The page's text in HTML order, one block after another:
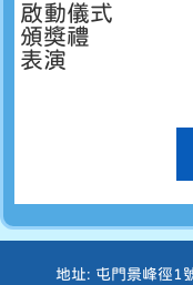
啟動儀式
頒獎禮
表演
地址: 屯門景峰